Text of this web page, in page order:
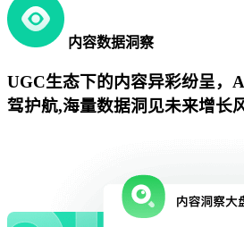
内容数据洞察
UGC生态下的内容异彩纷呈，
驾护航,海量数据洞见未来增长